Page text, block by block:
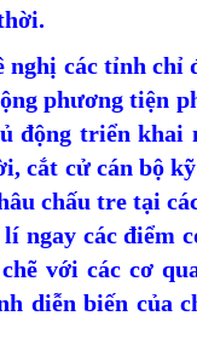
các tỉnh chỉ
phương tiện
động triển khai
cắt cử cán bộ
chấu tre tại
ngay các điểm
với các cơ
diễn biến của